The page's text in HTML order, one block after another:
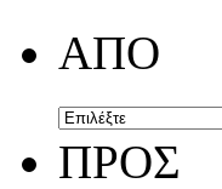
ΑΠΟ
ΠΡΟΣ